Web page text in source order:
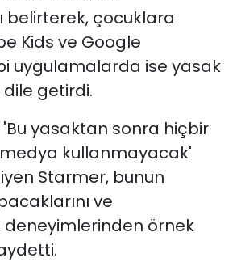
belirterek, çocuklara
Kids ve Google
uygulamalarda ise yasak
dile getirdi.
'Bu yasaktan sonra hiçbir
kullanmayacak'
Starmer, bunun
ve
deneyimlerinden örnek